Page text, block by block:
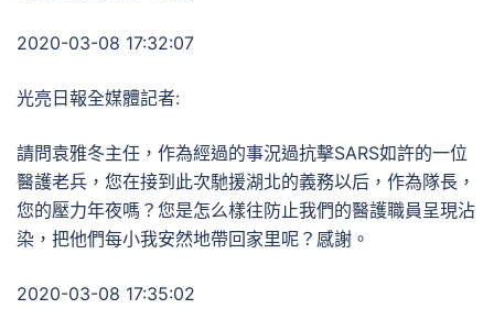
2020-03-08 17:32:07
光亮日報全媒體記者:
請問袁雅冬主任，作為經過的事況過抗擊SARS如許的一位
醫護老兵，您在接到此次馳援湖北的義務以后，作為隊長，
您的壓力年夜嗎？您是怎么樣往防止我們的醫護職員呈現沾
染，把他們每小我安然地帶回家里呢？感謝。
2020-03-08 17:35:02